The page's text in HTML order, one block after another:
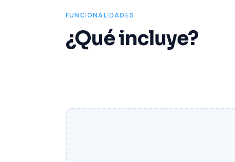
FUNCIONALIDADES
¿Qué incluye?